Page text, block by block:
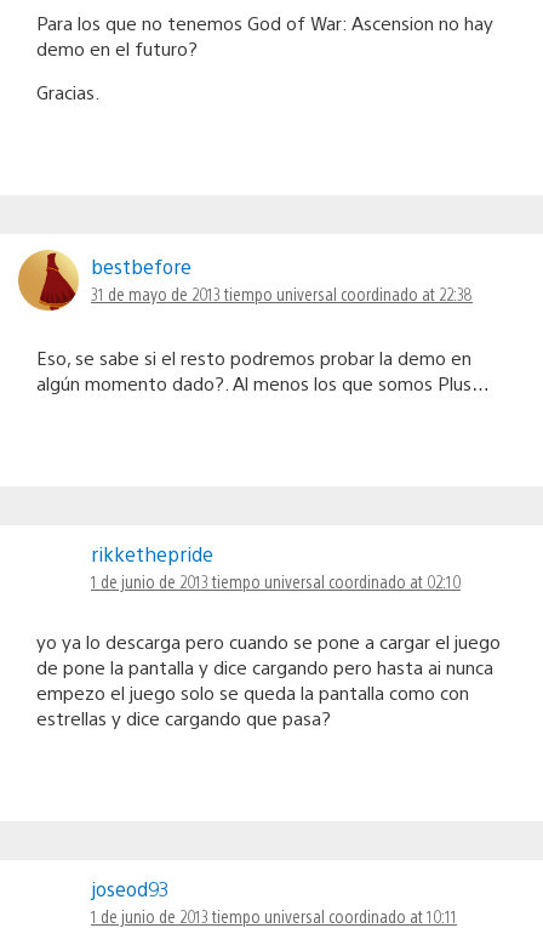
Para los que no tenemos God of War: Ascension no hay
demo en el futuro?
Gracias.
bestbefore
31 de mayo de 2013 tiempo universal coordinado at 22:38
Eso, se sabe si el resto podremos probar la demo en
algún momento dado?. Al menos los que somos Plus…
rikkethepride
1 de junio de 2013 tiempo universal coordinado at 02:10
yo ya lo descarga pero cuando se pone a cargar el juego
de pone la pantalla y dice cargando pero hasta ai nunca
empezo el juego solo se queda la pantalla como con
estrellas y dice cargando que pasa?
joseod93
1 de junio de 2013 tiempo universal coordinado at 10:11